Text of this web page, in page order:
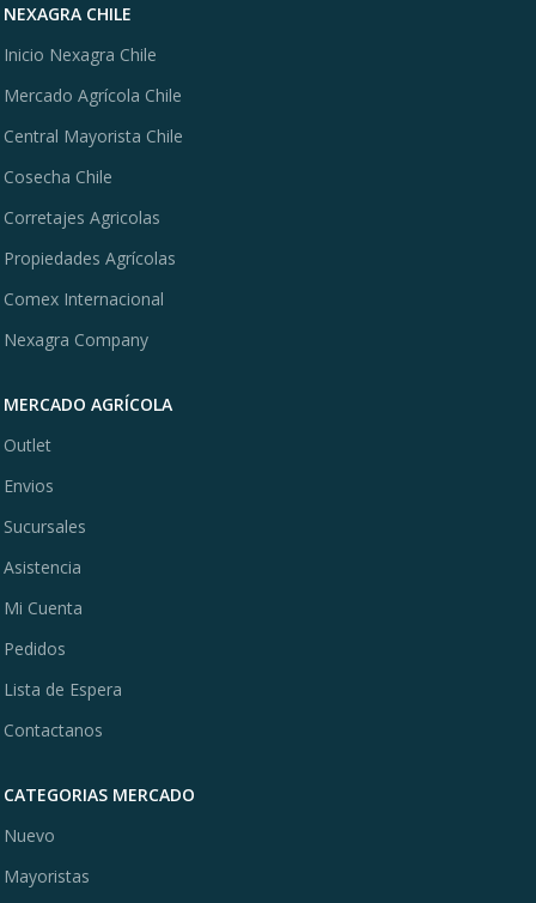
NEXAGRA CHILE
Inicio Nexagra Chile
Mercado Agrícola Chile
Central Mayorista Chile
Cosecha Chile
Corretajes Agricolas
Propiedades Agrícolas
Comex Internacional
Nexagra Company
MERCADO AGRÍCOLA
Outlet
Envios
Sucursales
Asistencia
Mi Cuenta
Pedidos
Lista de Espera
Contactanos
CATEGORIAS MERCADO
Nuevo
Mayoristas